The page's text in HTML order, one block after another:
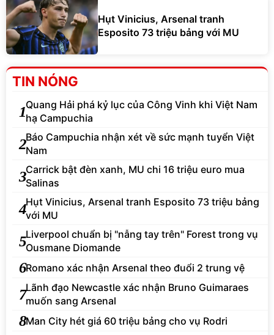
Hụt Vinicius, Arsenal tranh
Esposito 73 triệu bảng với MU
TIN NÓNG
1Quang Hải phá kỷ lục của Công Vinh khi Việt Nam
hạ Campuchia
2Báo Campuchia nhận xét về sức mạnh tuyển Việt
Nam
3Carrick bật đèn xanh, MU chi 16 triệu euro mua
Salinas
4Hụt Vinicius, Arsenal tranh Esposito 73 triệu bảng
với MU
5Liverpool chuẩn bị "nẫng tay trên" Forest trong vụ
Ousmane Diomande
6Romano xác nhận Arsenal theo đuổi 2 trung vệ
7Lãnh đạo Newcastle xác nhận Bruno Guimaraes
muốn sang Arsenal
8Man City hét giá 60 triệu bảng cho vụ Rodri